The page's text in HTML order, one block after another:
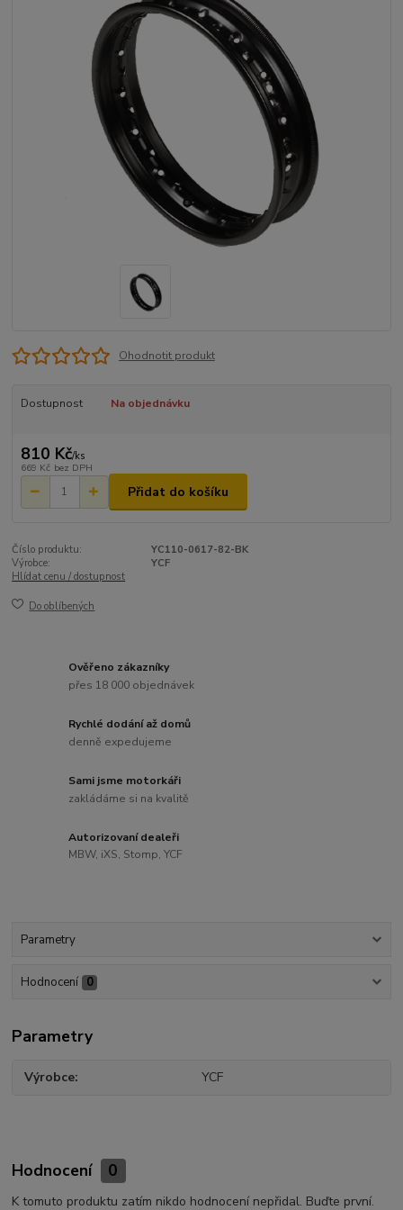
Ohodnotit produkt
Dostupnost Na objednávku
810 Kč/ks
669 Kč bez DPH
Přidat do košíku
Číslo produktu:
YC110-0617-82-BK
Výrobce:
YCF
Hlídat cenu / dostupnost
Do oblíbených
Ověřeno zákazníky
přes 18 000 objednávek
Rychlé dodání až domů
denně expedujeme
Sami jsme motorkáři
zakládáme si na kvalitě
Autorizovaní dealeři
MBW, iXS, Stomp, YCF
Parametry
Hodnocení 0
Parametry
Výrobce YCF
Hodnocení 0
K tomuto produktu zatím nikdo hodnocení nepřidal. Buďte první.